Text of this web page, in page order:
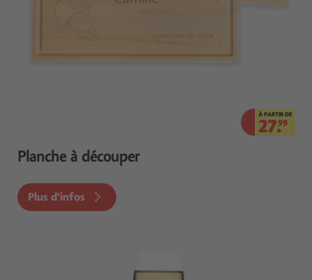
À PARTIR DE
27.99
Planche à découper
Plus d'infos